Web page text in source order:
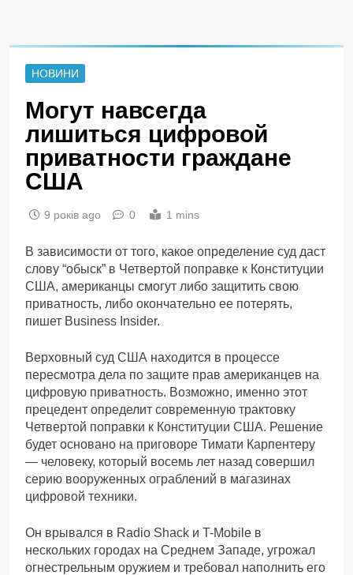
НОВИНИ
Могут навсегда
лишиться цифровой
приватности граждане
США
9 років ago 0 1 mins
В зависимости от того, какое определение суд даст
слову “обыск” в Четвертой поправке к Конституции
США, американцы смогут либо защитить свою
приватность, либо окончательно ее потерять,
пишет Business Insider.
Верховный суд США находится в процессе
пересмотра дела по защите прав американцев на
цифровую приватность. Возможно, именно этот
прецедент определит современную трактовку
Четвертой поправки к Конституции США. Решение
будет основано на приговоре Тимати Карпентеру
— человеку, который восемь лет назад совершил
серию вооруженных ограблений в магазинах
цифровой техники.
Он врывался в Radio Shack и T-Mobile в
нескольких городах на Среднем Западе, угрожал
огнестрельным оружием и требовал наполнить его